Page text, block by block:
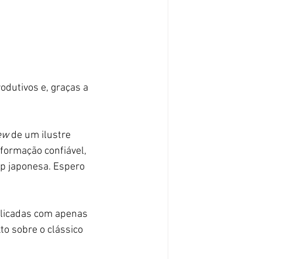
e, graças a
de um ilustre
confiável,
japonesa. Espero
com apenas
sobre o clássico